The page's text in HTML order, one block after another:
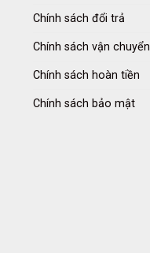
Chính sách đổi trả
Chính sách vận chuyển
Chính sách hoàn tiền
Chính sách bảo mật